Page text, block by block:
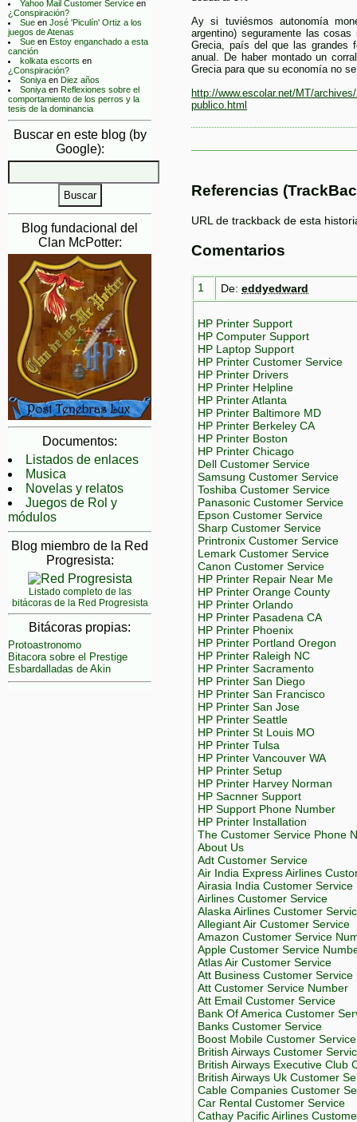
Yahoo Mail Customer Service en
¿Conspiración?
Sue en José 'Piculín' Ortiz a los
juegos de Atenas
Sue en Estoy enganchado a esta
canción
kolkata escorts en
¿Conspiración?
Soniya en Diez años
Soniya en Reflexiones sobre el
comportamiento de los perros y la
tesis de la dominancia
Buscar en este blog (by
Google):
Blog fundacional del
Clan McPotter:
Documentos:
Listados de enlaces
Musica
Novelas y relatos
Juegos de Rol y
módulos
Blog miembro de la Red
Progresista:
Listado completo de las
bitácoras de la Red Progresista
Bitácoras propias:
Protoastronomo
Bitacora sobre el Prestige
Esbardalladas de Akin
Ay si tuviésmos autonomía
argentino) seguramente las
Grecia, país del que las grandes
anual. De haber montado un
Grecia para que su economía no
http://www.escolar.net/MT/
publico.html
Referencias
URL de trackback de esta
Comentarios
1 De: eddyedward
HP Printer Support
HP Computer Support
HP Laptop Support
HP Printer Customer Service
HP Printer Drivers
HP Printer Helpline
HP Printer Atlanta
HP Printer Baltimore MD
HP Printer Berkeley CA
HP Printer Boston
HP Printer Chicago
Dell Customer Service
Samsung Customer Service
Toshiba Customer Service
Panasonic Customer Service
Epson Customer Service
Sharp Customer Service
Printronix Customer Service
Lemark Customer Service
Canon Customer Service
HP Printer Repair Near Me
HP Printer Orange County
HP Printer Orlando
HP Printer Pasadena CA
HP Printer Phoenix
HP Printer Portland Oregon
HP Printer Raleigh NC
HP Printer Sacramento
HP Printer San Diego
HP Printer San Francisco
HP Printer San Jose
HP Printer Seattle
HP Printer St Louis MO
HP Printer Tulsa
HP Printer Vancouver WA
HP Printer Setup
HP Printer Harvey Norman
HP Sacnner Support
HP Support Phone Number
HP Printer Installation
The Customer Service Phone
About Us
Adt Customer Service
Air India Express Airlines
Airasia India Customer Service
Airlines Customer Service
Alaska Airlines Customer
Allegiant Air Customer Service
Amazon Customer Service
Apple Customer Service
Atlas Air Customer Service
Att Business Customer Service
Att Customer Service Number
Att Email Customer Service
Bank Of America Customer
Banks Customer Service
Boost Mobile Customer
British Airways Customer
British Airways Executive Club
British Airways Uk Customer
Cable Companies Customer
Car Rental Customer Service
Cathay Pacific Airlines